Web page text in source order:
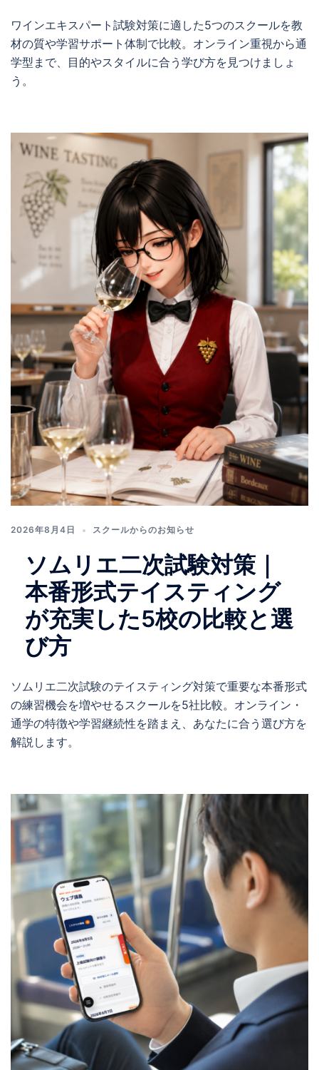
ワインエキスパート試験対策に適した5つのスクールを教
材の質や学習サポート体制で比較。オンライン重視から通
学型まで、目的やスタイルに合う学び方を見つけましょ
う。
2026年8月4日 スクールからのお知らせ
ソムリエ二次試験対策｜
本番形式テイスティング
が充実した5校の比較と選
び方
ソムリエ二次試験のテイスティング対策で重要な本番形式
の練習機会を増やせるスクールを5社比較。オンライン・
通学の特徴や学習継続性を踏まえ、あなたに合う選び方を
解説します。